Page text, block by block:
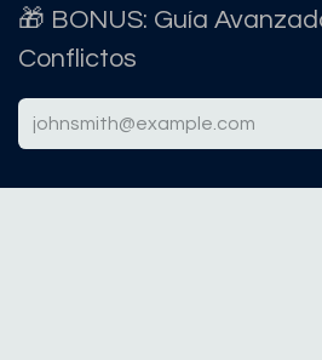
🎁 BONUS: Guía
Conflictos